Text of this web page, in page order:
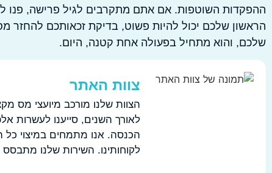
ההפקדות השוטפות. אם אתם מתקרבים לגיל פרישה, פנו
הראשון שלכם יכול להיות פשוט, בדיקת זכאותכם להחזר
שלכם, והוא מתחיל בפעולה אחת קטנה, היום.
צוות האתר
הצוות שלנו מורכב מיועצי מס
לאורך השנים, סייענו לעשרות
הכנסה. אנו מתמחים במיצוי כל
לקוחותינו. השירות שלנו